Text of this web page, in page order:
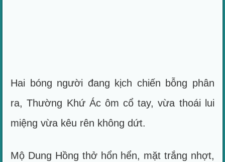
Hai bóng người đang kịch chiến bỗng phân
ra, Thường Khứ Ác ôm cổ tay, vừa thoái lui
miệng vừa kêu rên không dứt.
Mộ Dung Hồng thở hổn hển, mặt trắng nhợt,